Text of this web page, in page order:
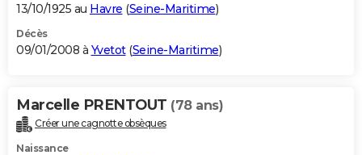
13/10/1925 au Havre (Seine-Maritime)
Décès
09/01/2008 à Yvetot(Seine-Maritime)
Marcelle PRENTOUT (78 ans)
Créer une cagnotte obsèques
Naissance